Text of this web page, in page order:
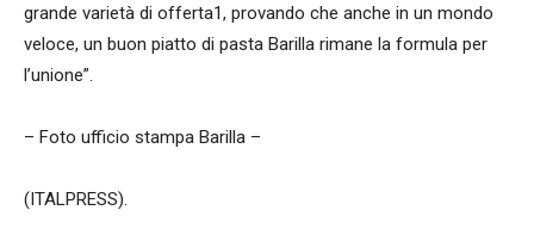
grande varietà di offerta1, provando che anche in un mondo
veloce, un buon piatto di pasta Barilla rimane la formula per
l’unione”.
– Foto ufficio stampa Barilla –
(ITALPRESS).